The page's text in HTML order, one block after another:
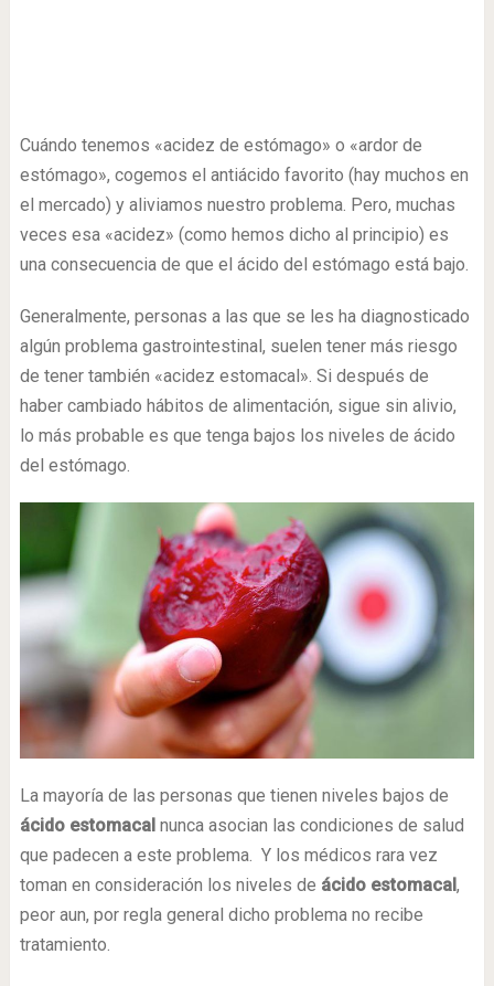
Cuándo tenemos «acidez de estómago» o «ardor de
estómago», cogemos el antiácido favorito (hay muchos en
el mercado) y aliviamos nuestro problema. Pero, muchas
veces esa «acidez» (como hemos dicho al principio) es
una consecuencia de que el ácido del estómago está bajo.
Generalmente, personas a las que se les ha diagnosticado
algún problema gastrointestinal, suelen tener más riesgo
de tener también «acidez estomacal». Si después de
haber cambiado hábitos de alimentación, sigue sin alivio,
lo más probable es que tenga bajos los niveles de ácido
del estómago.
La mayoría de las personas que tienen niveles bajos de
ácido estomacalnunca asocian las condiciones de salud
que padecen a este problema. Y los médicos rara vez
toman en consideración los niveles de ácido estomacal,
peor aun, por regla general dicho problema no recibe
tratamiento.